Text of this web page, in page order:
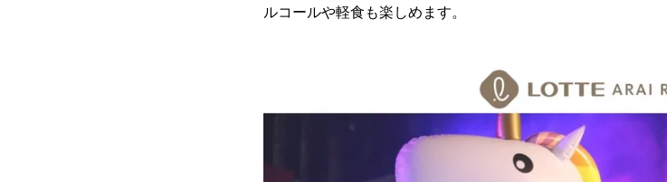
ルコールや軽食も楽しめます。